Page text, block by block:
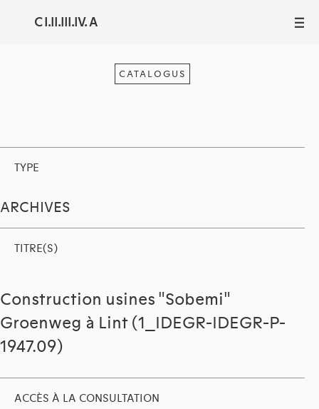
C I.II.III.IV. A III
CATALOGUS
TYPE
ARCHIVES
TITRE(S)
Construction usines "Sobemi"
Groenweg à Lint (1_IDEGR-IDEGR-P-
1947.09)
ACCÈS À LA CONSULTATION